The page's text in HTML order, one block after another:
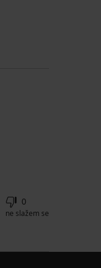
0
ne slažem se